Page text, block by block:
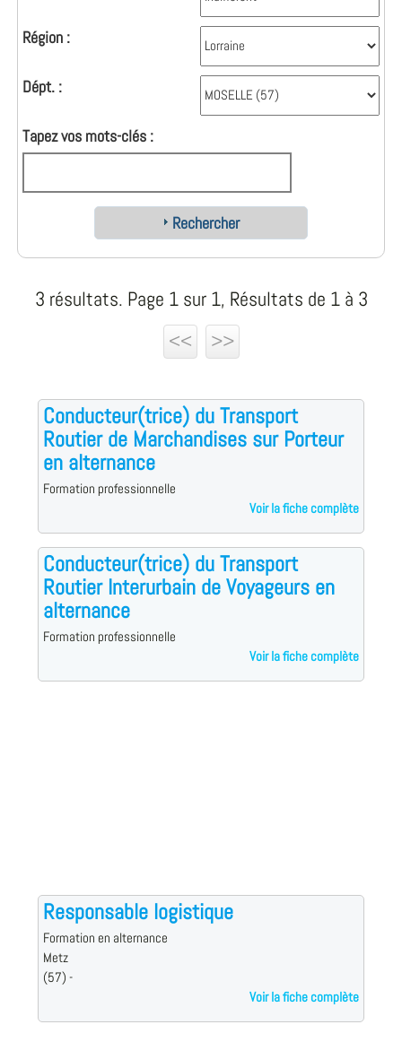
Région :
Dépt. :
Tapez vos mots-clés :
Rechercher
3 résultats. Page 1 sur 1, Résultats de 1 à 3
<<
>>
Conducteur(trice) du Transport
Routier de Marchandises sur Porteur
en alternance
Formation professionnelle
Voir la fiche complète
Conducteur(trice) du Transport
Routier Interurbain de Voyageurs en
alternance
Formation professionnelle
Voir la fiche complète
Responsable logistique
Formation en alternance
Metz
(57) -
Voir la fiche complète